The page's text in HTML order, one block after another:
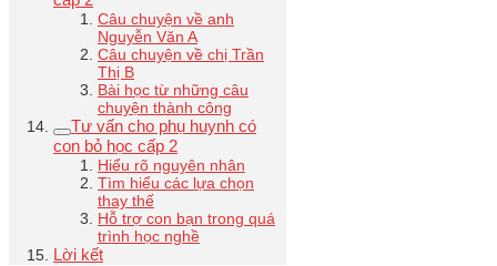
Câu chuyện về anh
Nguyễn Văn A
Câu chuyện về chị Trần
Thị B
Bài học từ những câu
chuyện thành công
Tư vấn cho phụ huynh có
con bỏ học cấp 2
Hiểu rõ nguyên nhân
Tìm hiểu các lựa chọn
thay thế
Hỗ trợ con bạn trong quá
trình học nghề
Lời kết